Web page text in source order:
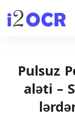
Pulsuz
aləti –